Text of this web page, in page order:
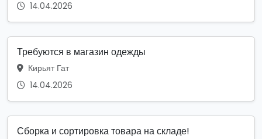
14.04.2026
Требуются в магазин одежды
Кирьят Гат
14.04.2026
Сборка и сортировка товара на складе!